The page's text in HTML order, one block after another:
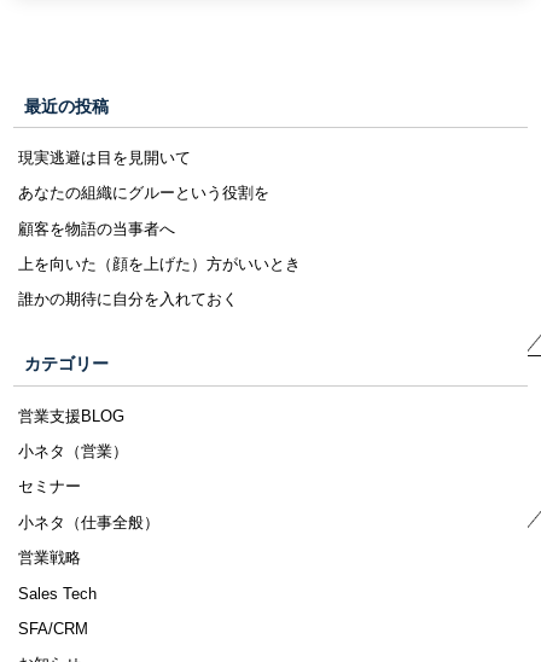
最近の投稿
現実逃避は目を見開いて
あなたの組織にグルーという役割を
顧客を物語の当事者へ
上を向いた（顔を上げた）方がいいとき
誰かの期待に自分を入れておく
カテゴリー
営業支援BLOG
小ネタ（営業）
セミナー
小ネタ（仕事全般）
営業戦略
Sales Tech
SFA/CRM